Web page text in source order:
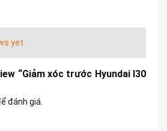
yet.
“Giảm xóc trước Hyundai I30
đánh giá.